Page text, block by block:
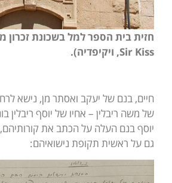
חזית בית הספר למל בשכונת
Sir Kiss, ויקיפדיה).
חיים, בנם של יעקב ואסתר מן, נישא
של משה ריבלין – אחיו של יוסף ריבלין
יוסף בנם העלה על הכתב את
גם על ראשית תקופת נישואיהם: